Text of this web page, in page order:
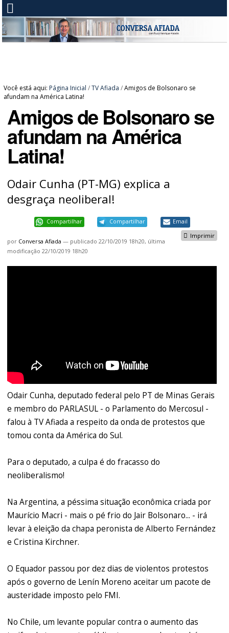
Você está aqui: Página Inicial /TV Afiada /Amigos de Bolsonaro se
afundam na América Latina!
Amigos de Bolsonaro se
afundam na América
Latina!
Odair Cunha (PT-MG) explica a
desgraça neoliberal!
Compartilhar Compartilhar Email
Imprimir
por Conversa Afiada — publicado 22/10/2019 18h20, última
modificação 22/10/2019 18h20
Odair Cunha, deputado federal pelo PT de Minas Gerais
e membro do PARLASUL - o Parlamento do Mercosul -
falou à TV Afiada a respeito da onda de protestos que
tomou conta da América do Sul.
Para o deputado, a culpa é do fracasso do
neoliberalismo!
Na Argentina, a péssima situação econômica criada por
Maurício Macri - mais o pé frio do Jair Bolsonaro... - irá
levar à eleição da chapa peronista de Alberto Fernández
e Cristina Kirchner.
O Equador passou por dez dias de violentos protestos
após o governo de Lenín Moreno aceitar um pacote de
austeridade imposto pelo FMI.
No Chile, um levante popular contra o aumento das